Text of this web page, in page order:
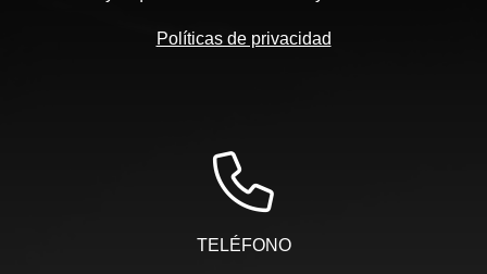
Políticas de privacidad
TELÉFONO